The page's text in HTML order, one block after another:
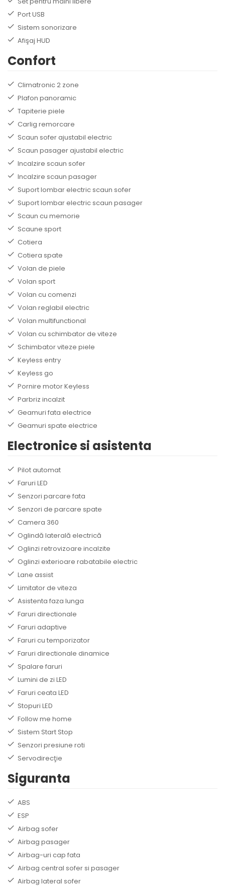
Port USB
Sistem sonorizare
Afişaj HUD
Confort
Climatronic 2 zone
Plafon panoramic
Tapiterie piele
Carlig remorcare
Scaun sofer ajustabil electric
Scaun pasager ajustabil electric
Incalzire scaun sofer
Incalzire scaun pasager
Suport lombar electric scaun sofer
Suport lombar electric scaun pasager
Scaun cu memorie
Scaune sport
Cotiera
Cotiera spate
Volan de piele
Volan sport
Volan cu comenzi
Volan reglabil electric
Volan multifunctional
Volan cu schimbator de viteze
Schimbator viteze piele
Keyless entry
Keyless go
Pornire motor Keyless
Parbriz incalzit
Geamuri fata electrice
Geamuri spate electrice
Electronice si asistenta
Pilot automat
Faruri LED
Senzori parcare fata
Senzori de parcare spate
Camera 360
Oglindă laterală electrică
Oglinzi retrovizoare incalzite
Oglinzi exterioare rabatabile electric
Lane assist
Limitator de viteza
Asistenta faza lunga
Faruri directionale
Faruri adaptive
Faruri cu temporizator
Faruri directionale dinamice
Spalare faruri
Lumini de zi LED
Faruri ceata LED
Stopuri LED
Follow me home
Sistem Start Stop
Senzori presiune roti
Servodirecţie
Siguranta
ABS
ESP
Airbag sofer
Airbag pasager
Airbag-uri cap fata
Airbag central sofer si pasager
Airbag lateral sofer